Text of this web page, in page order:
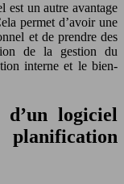
est un autre avantage
permet d’avoir une
et de prendre des
de la gestion du
interne et le bien-
d’un logiciel